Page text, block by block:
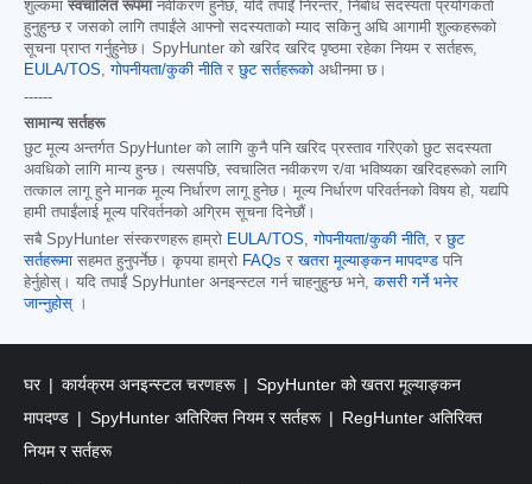
शुल्कमा स्वचालित रूपमानवीकरण हुनेछ, यदि तपाईं निरन्तर, निर्बाध सदस्यता प्रयोगकर्ता
हुनुहुन्छ र जसको लागि तपाईंले आफ्नो सदस्यताको म्याद सकिनु अघि आगामी शुल्कहरूको
सूचना प्राप्त गर्नुहुनेछ। SpyHunter को खरिद खरिद पृष्ठमा रहेका नियम र सर्तहरू,
EULA/TOS,गोपनीयता/कुकी नीतिरछुट सर्तहरूको अधीनमा छ।
------
सामान्य सर्तहरू
छुट मूल्य अन्तर्गत SpyHunter को लागि कुनै पनि खरिद प्रस्ताव गरिएको छुट सदस्यता
अवधिको लागि मान्य हुन्छ। त्यसपछि, स्वचालित नवीकरण र/वा भविष्यका खरिदहरूको लागि
तत्काल लागू हुने मानक मूल्य निर्धारण लागू हुनेछ। मूल्य निर्धारण परिवर्तनको विषय हो, यद्यपि
हामी तपाईंलाई मूल्य परिवर्तनको अग्रिम सूचना दिनेछौं।
सबै SpyHunter संस्करणहरू हाम्रो EULA/TOS,गोपनीयता/कुकी नीति, रछुट
सर्तहरूमा सहमत हुनुपर्नेछ। कृपया हाम्रो FAQs रखतरा मूल्याङ्कन मापदण्ड पनि
हेर्नुहोस्। यदि तपाईं SpyHunter अनइन्स्टल गर्न चाहनुहुन्छ भने,कसरी गर्ने भनेर
जान्नुहोस् ।
घर कार्यक्रम अनइन्स्टल चरणहरू
SpyHunter को खतरा मूल्याङ्कन
मापदण्ड
SpyHunter अतिरिक्त नियम र सर्तहरू
RegHunter अतिरिक्त
नियम र सर्तहरू